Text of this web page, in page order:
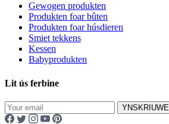
Gewogen produkten
Produkten foar bûten
Produkten foar húsdieren
Smiet tekkens
Kessen
Babyprodukten
Lit ús ferbine
YNSKRIUWE